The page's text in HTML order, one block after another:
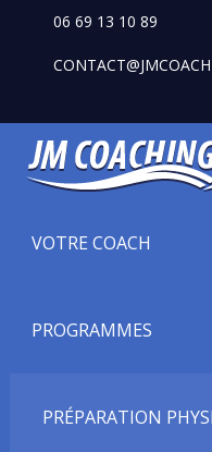
06 69 13 10 89
VOTRE COACH
PROGRAMMES
PRÉPARATION